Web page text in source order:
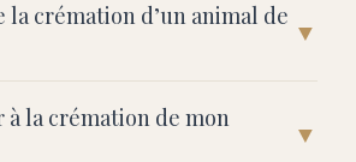
la crémation d’un animal de ▼
à la crémation de mon
▼